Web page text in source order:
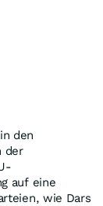
den
der
auf eine
wie Dars